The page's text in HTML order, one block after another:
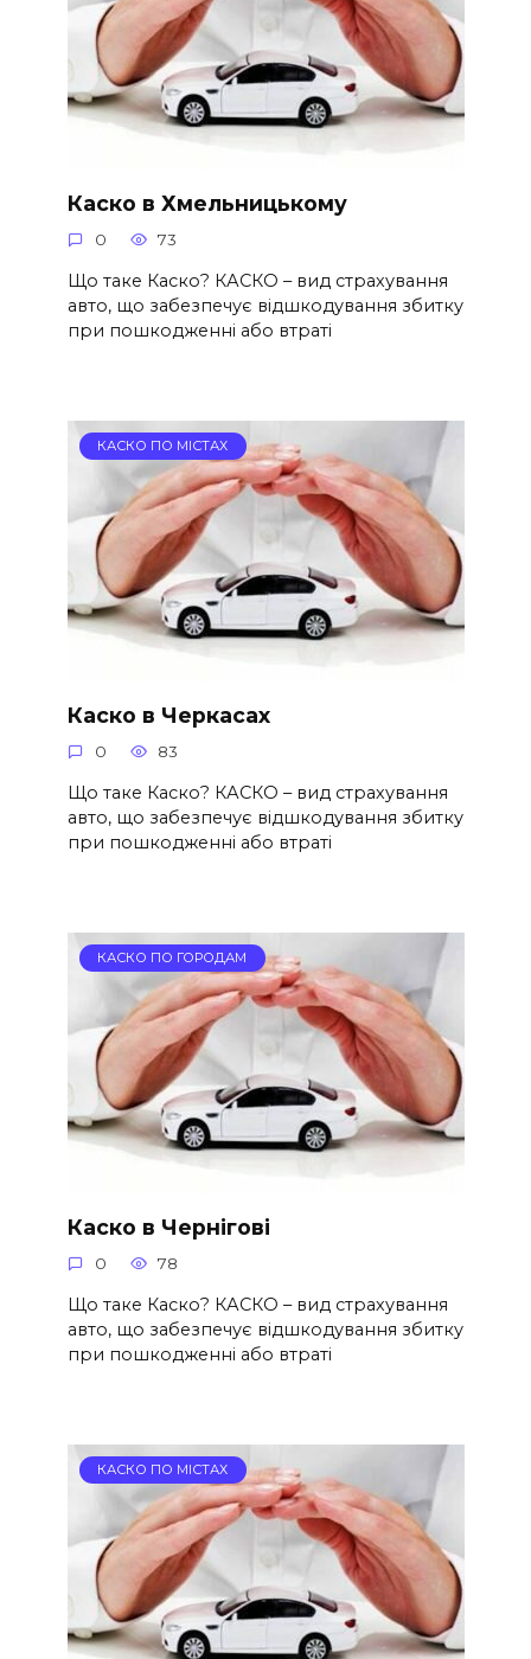
Каско в Хмельницькому
0 73
Що таке Каско? КАСКО – вид страхування
авто, що забезпечує відшкодування збитку
при пошкодженні або втраті
КАСКО ПО МІСТАХ
Каско в Черкасах
0 83
Що таке Каско? КАСКО – вид страхування
авто, що забезпечує відшкодування збитку
при пошкодженні або втраті
КАСКО ПО ГОРОДАМ
Каско в Чернігові
0 78
Що таке Каско? КАСКО – вид страхування
авто, що забезпечує відшкодування збитку
при пошкодженні або втраті
КАСКО ПО МІСТАХ